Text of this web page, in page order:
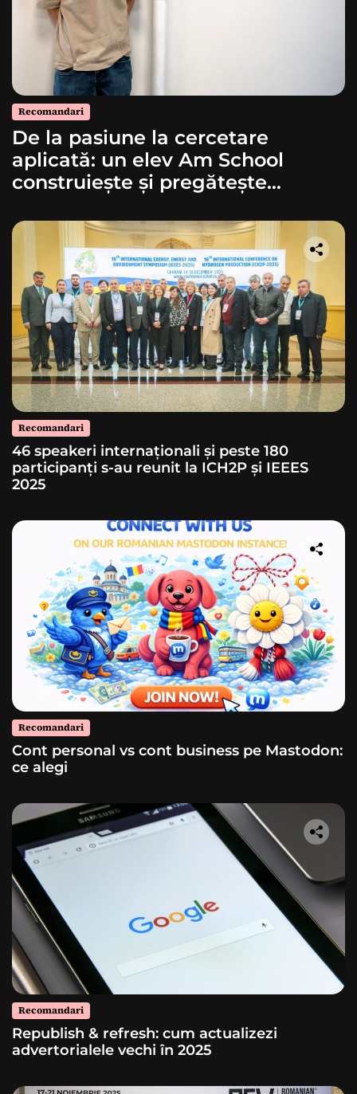
Recomandari
De la pasiune la cercetare
aplicată: un elev Am School
construiește și pregătește
Recomandari
46 speakeri internaționali și peste 180
participanți s-au reunit la ICH2P și IEEES
2025
Recomandari
Cont personal vs cont business pe Mastodon:
ce alegi
Recomandari
Republish & refresh: cum actualizezi
advertorialele vechi în 2025